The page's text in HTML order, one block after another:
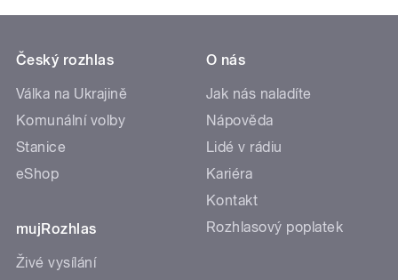
Český rozhlas
Válka na Ukrajině
Komunální volby
Stanice
eShop
mujRozhlas
Živé vysílání
O nás
Jak nás naladíte
Nápověda
Lidé v rádiu
Kariéra
Kontakt
Rozhlasový poplatek